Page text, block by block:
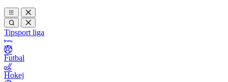
Tipsport liga
Futbal
Hokej